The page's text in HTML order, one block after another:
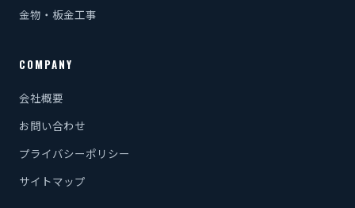
金物・板金工事
COMPANY
会社概要
お問い合わせ
プライバシーポリシー
サイトマップ